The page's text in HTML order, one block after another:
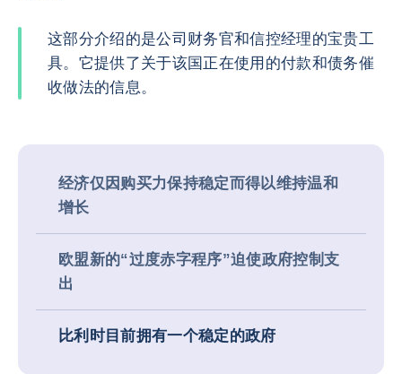
这部分介绍的是公司财务官和信控经理的宝贵工
具。它提供了关于该国正在使用的付款和债务催
收做法的信息。
经济仅因购买力保持稳定而得以维持温和
增长
欧盟新的“过度赤字程序”迫使政府控制支
出
比利时目前拥有一个稳定的政府